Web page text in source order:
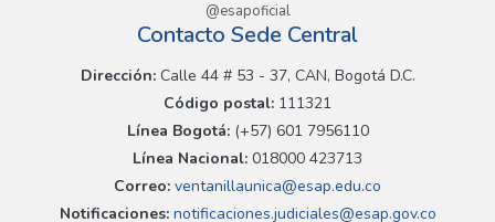
@esapoficial
Contacto Sede Central
Dirección:Calle 44 # 53 - 37, CAN, Bogotá D.C.
Código postal: 111321
Línea Bogotá:(+57) 601 7956110
Línea Nacional: 018000 423713
Correo: ventanillaunica@esap.edu.co
Notificaciones:notificaciones.judiciales@esap.gov.co